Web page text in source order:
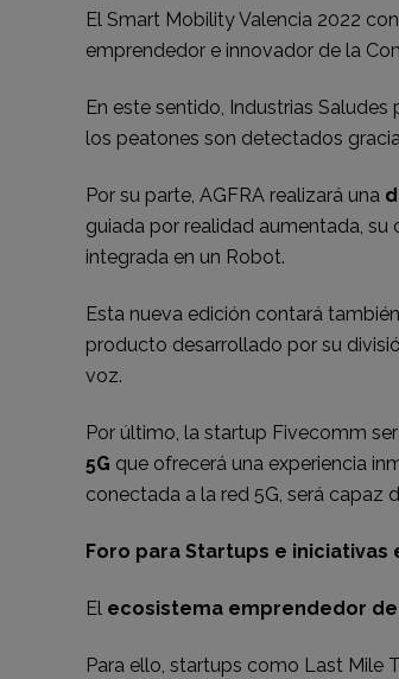
El Smart Mobility Valencia 2022
emprendedor e innovador de la
En este sentido, Industrias Saludes
los peatones son detectados
Por su parte, AGFRA realizará una
guiada por realidad aumentada,
integrada en un Robot.
Esta nueva edición contará
producto desarrollado por su
voz.
Por último, la startup Fivecomm
5G que ofrecerá una experiencia
conectada a la red 5G, será capaz
Foro para Startups e
El ecosistema emprendedor
Para ello, startups como Last Mile